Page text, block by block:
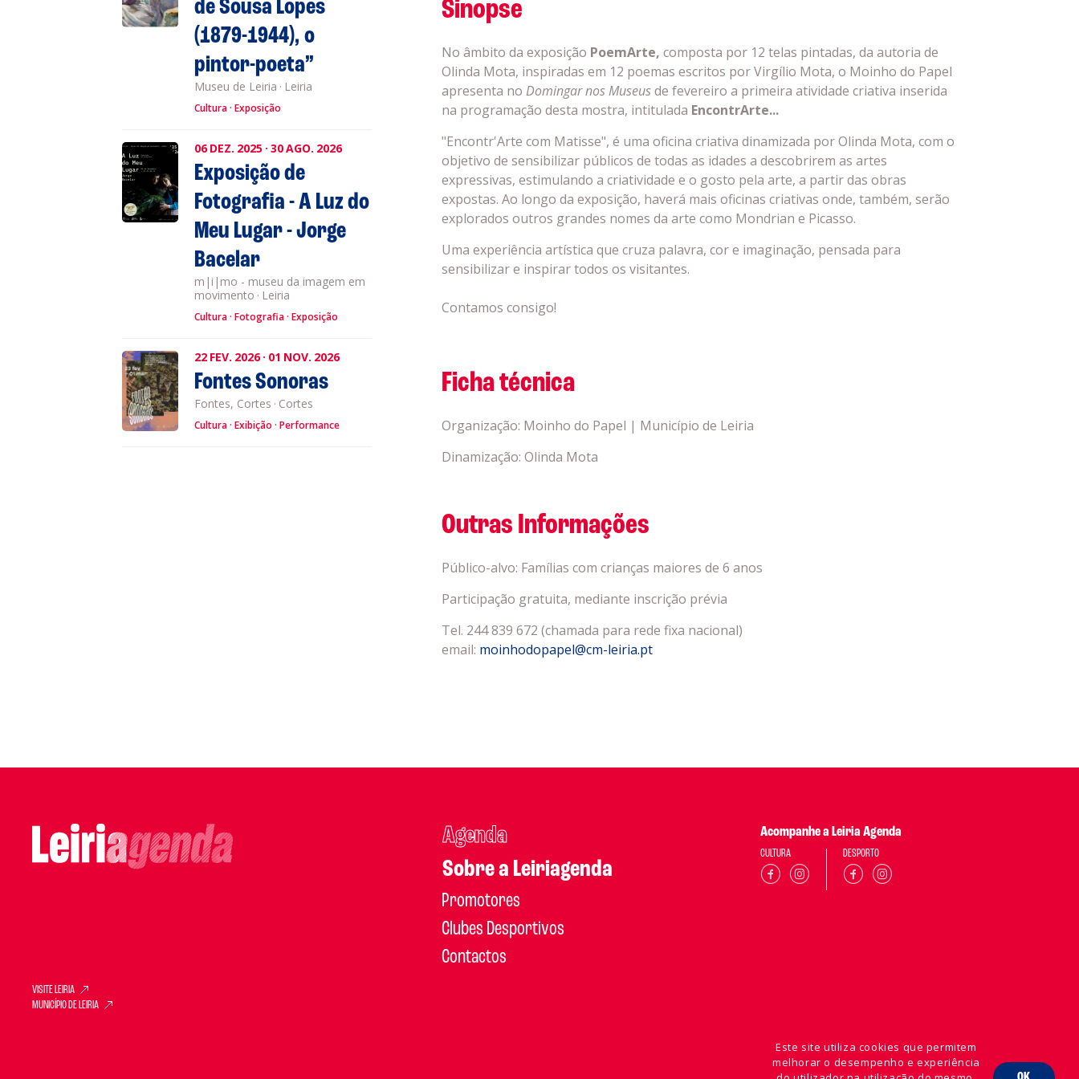
Sinopse
No âmbito da exposição PoemArte, composta por 12 telas pintadas, da autoria de
Olinda Mota, inspiradas em 12 poemas escritos por Virgílio Mota, o Moinho do Papel
apresenta no Domingar nos Museusde fevereiro a primeira atividade criativa inserida
na programação desta mostra, intitulada EncontrArte...
"Encontr'Arte com Matisse", é uma oficina criativa dinamizada por Olinda Mota, com o
objetivo de sensibilizar públicos de todas as idades a descobrirem as artes
expressivas, estimulando a criatividade e o gosto pela arte, a partir das obras
expostas. Ao longo da exposição, haverá mais oficinas criativas onde, também, serão
explorados outros grandes nomes da arte como Mondrian e Picasso.
Uma experiência artística que cruza palavra, cor e imaginação, pensada para
sensibilizar e inspirar todos os visitantes.
Contamos consigo!
Ficha técnica
Organização: Moinho do Papel | Município de Leiria
Dinamização: Olinda Mota
Outras Informações
Público-alvo: Famílias com crianças maiores de 6 anos
Participação gratuita, mediante inscrição prévia
Tel. 244 839 672 (chamada para rede fixa nacional)
email: moinhodopapel@cm-leiria.pt
de Sousa Lopes
(1879-1944), o
pintor-poeta”
Museu de Leiria · Leiria
Cultura Exposição
06DEZ. 2025 · 30AGO. 2026
Exposição de
Fotografia - A Luz do
Meu Lugar - Jorge
Bacelar
m|i|mo - museu da imagem em
movimento · Leiria
Cultura Fotografia Exposição
22 FEV. 2026· 01 NOV. 2026
Fontes Sonoras
Fontes, Cortes · Cortes
Cultura Exibição Performance
VISITE LEIRIA
MUNICÍPIO DE LEIRIA
Agenda
Sobre a Leiriagenda
Promotores
Clubes Desportivos
Contactos
Acompanhe a Leiria Agenda
CULTURA DESPORTO
Este site utiliza cookies que permitem
melhorar o desempenho e experiência